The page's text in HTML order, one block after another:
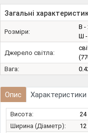
Загальні
Розміри:
В -
Ш -
Джерело світла:
Вага:
Опис Характеристики
Висота:
Ширина (Діаметр):